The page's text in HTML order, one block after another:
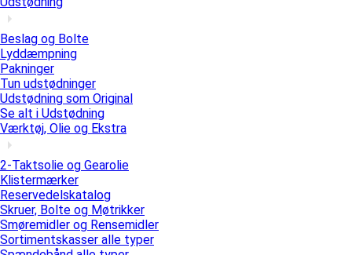
Beslag og Bolte
Lyddæmpning
Pakninger
Tun udstødninger
Udstødning som Original
Se alt i Udstødning
Værktøj, Olie og Ekstra
2-Taktsolie og Gearolie
Klistermærker
Reservedelskatalog
Skruer, Bolte og Møtrikker
Smøremidler og Rensemidler
Sortimentskasser alle typer